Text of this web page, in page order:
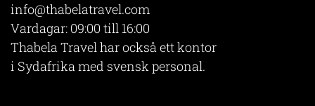
info@thabelatravel.com
Vardagar: 09:00 till 16:00
Thabela Travel har också ett kontor
i Sydafrika med svensk personal.